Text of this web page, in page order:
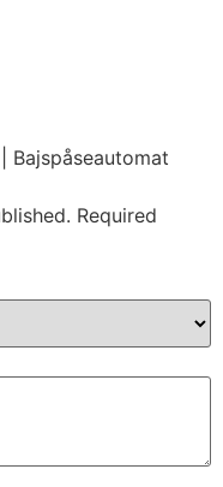
Bajspåseautomat
Required